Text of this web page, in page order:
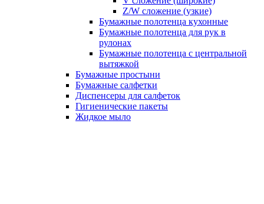
Z/W сложение (узкие)
Бумажные полотенца кухонные
Бумажные полотенца для рук в
рулонах
Бумажные полотенца с центральной
вытяжкой
Бумажные простыни
Бумажные салфетки
Диспенсеры для салфеток
Гигиенические пакеты
Жидкое мыло